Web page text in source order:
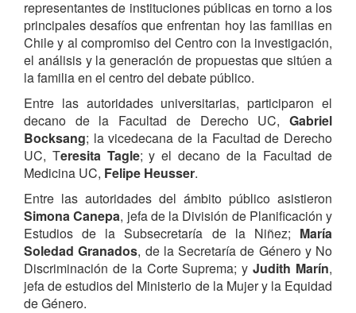
representantes de instituciones públicas en torno a los
principales desafíos que enfrentan hoy las familias en
Chile y al compromiso del Centro con la investigación,
el análisis y la generación de propuestas que sitúen a
la familia en el centro del debate público.
Entre las autoridades universitarias, participaron el
decano de la Facultad de Derecho UC, Gabriel
Bocksang; la vicedecana de la Facultad de Derecho
UC, Teresita Tagle; y el decano de la Facultad de
Medicina UC, Felipe Heusser.
Entre las autoridades del ámbito público asistieron
Simona Canepa, jefa de la División de Planificación y
Estudios de la Subsecretaría de la Niñez; María
Soledad Granados, de la Secretaría de Género y No
Discriminación de la Corte Suprema; yJudith Marín,
jefa de estudios del Ministerio de la Mujer y la Equidad
de Género.